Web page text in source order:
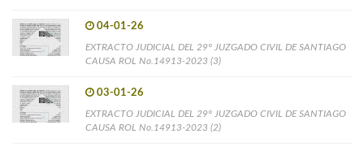
04-01-26
EXTRACTO JUDICIAL DEL 29° JUZGADO CIVIL DE SANTIAGO
CAUSA ROL No.14913-2023 (3)
03-01-26
EXTRACTO JUDICIAL DEL 29° JUZGADO CIVIL DE SANTIAGO
CAUSA ROL No.14913-2023 (2)